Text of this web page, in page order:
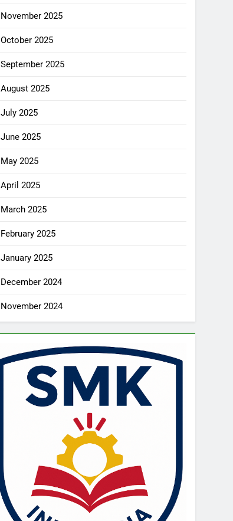
November 2025
October 2025
September 2025
August 2025
July 2025
June 2025
May 2025
April 2025
March 2025
February 2025
January 2025
December 2024
November 2024